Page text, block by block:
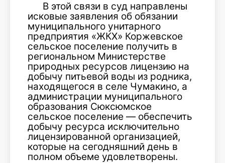
В этой связи в суд направлены
исковые заявления об обязании
муниципального унитарного
предприятия «ЖКХ» Коржевское
сельское поселение получить в
региональном Министерстве
природных ресурсов лицензию на
добычу питьевой воды из родника,
находящегося в селе Чумакино, а
администрации муниципального
образования Сюксюмское
сельское поселение — обеспечить
добычу ресурса исключительно
лицензированной организацией,
которые на сегодняшний день в
полном объеме удовлетворены.